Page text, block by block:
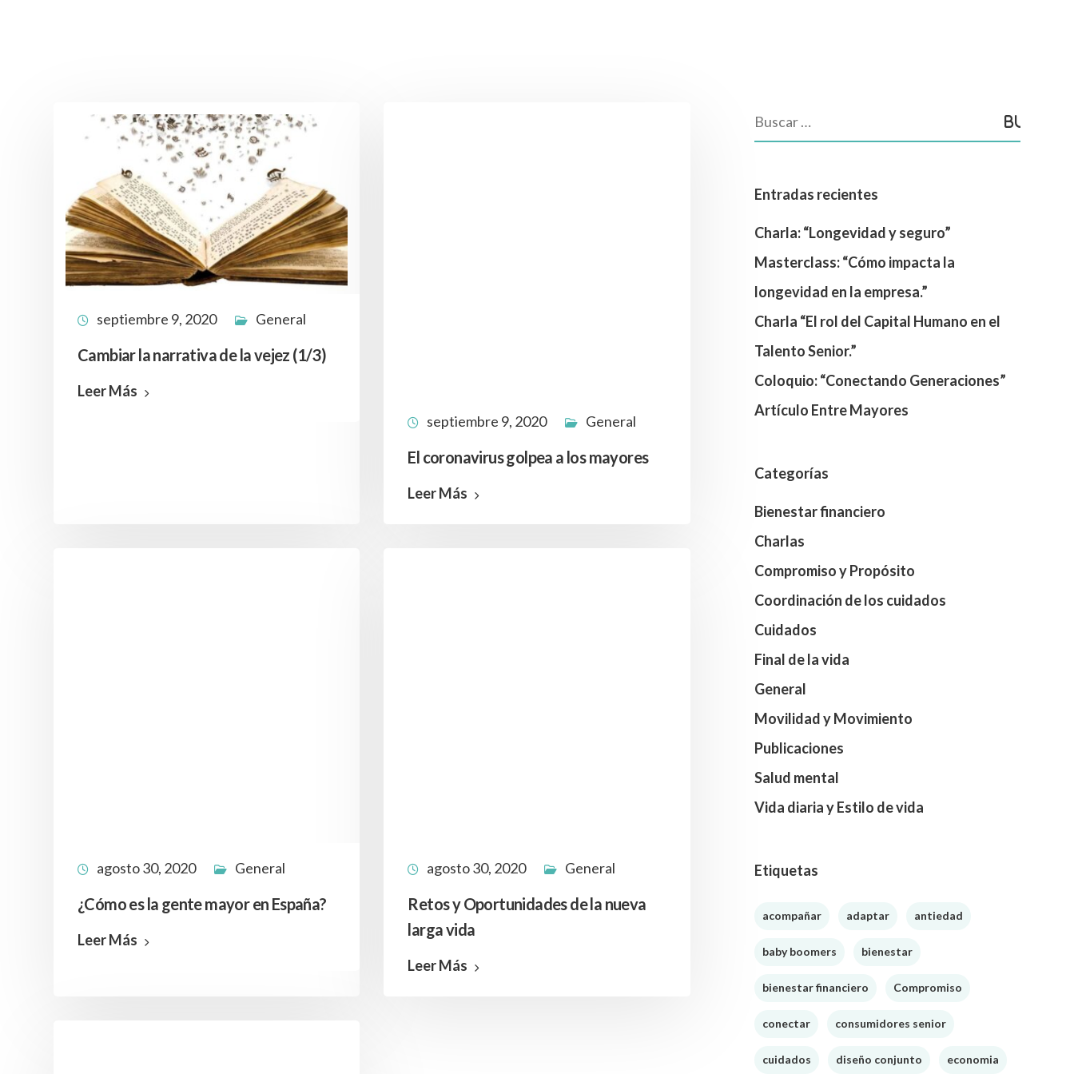
septiembre 9, 2020 General
Cambiar la narrativa de la vejez (1/3)
Leer Más
septiembre 9, 2020
General
El coronavirus golpea a los mayores
Leer Más
agosto 30, 2020 General
¿Cómo es la gente mayor en España?
Leer Más
agosto 30, 2020 General
Retos y Oportunidades de la nueva
larga vida
Leer Más
Entradas recientes
Charla: “Longevidad y seguro”
Masterclass: “Cómo impacta la
longevidad en la empresa.”
Charla “El rol del Capital Humano en el
Talento Senior.”
Coloquio: “Conectando Generaciones”
Artículo Entre Mayores
Categorías
Bienestar financiero
Charlas
Compromiso y Propósito
Coordinación de los cuidados
Cuidados
Final de la vida
General
Movilidad y Movimiento
Publicaciones
Salud mental
Vida diaria y Estilo de vida
Etiquetas
acompañar adaptar antiedad
baby boomers bienestar
bienestar financiero Compromiso
conectar consumidores senior
cuidados diseño conjunto economia